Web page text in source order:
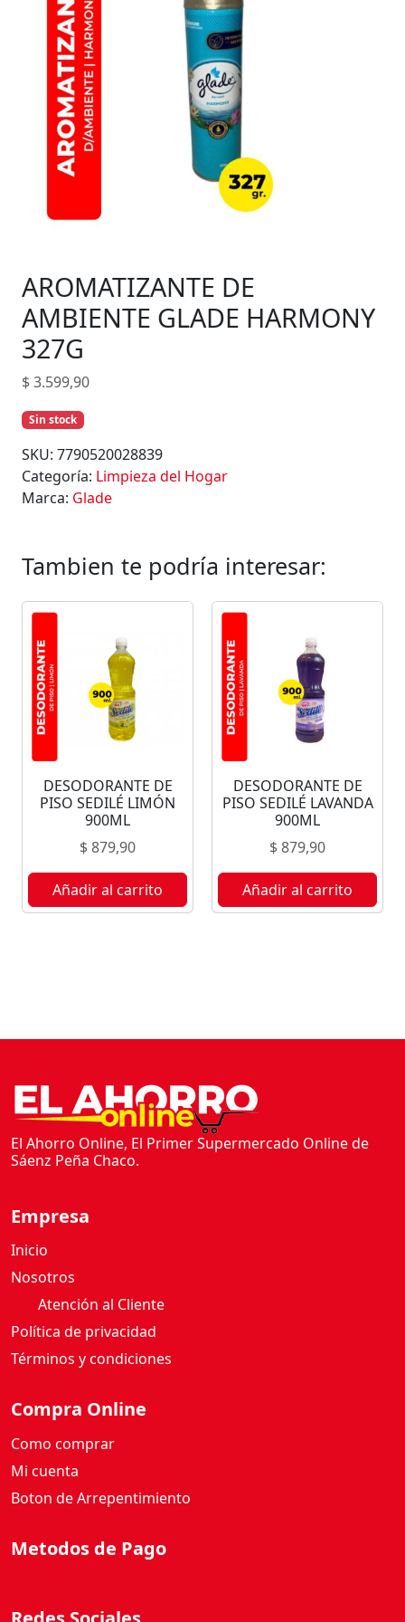
AROMATIZANTE DE
AMBIENTE GLADE HARMONY
327G
$3.599,90
Sin stock
SKU: 7790520028839
Categoría: Limpieza del Hogar
Marca: Glade
Tambien te podría interesar:
DESODORANTE DE
PISO SEDILÉ LIMÓN
900ML
$879,90
Añadir al carrito
DESODORANTE DE
PISO SEDILÉ LAVANDA
900ML
$879,90
Añadir al carrito
El Ahorro Online, El Primer Supermercado Online de
Sáenz Peña Chaco.
Inicio
Nosotros
Atención al Cliente
Política de privacidad
Términos y condiciones
Como comprar
Mi cuenta
Boton de Arrepentimiento